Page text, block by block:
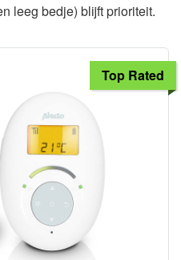
leeg bedje) blijft prioriteit.
Top Rated